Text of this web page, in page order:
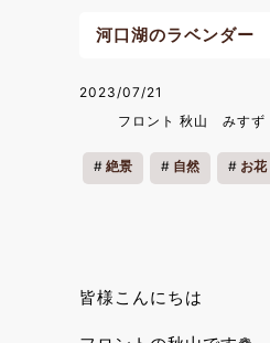
河口湖のラベンダー
2023/07/21
フロント 秋山 みすず
絶景 自然 お花
皆様こんにちは